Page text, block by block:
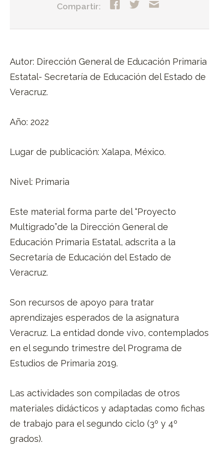
Compartir:
Autor: Dirección General de Educación Primaria
Estatal- Secretaría de Educación del Estado de
Veracruz.
Año: 2022
Lugar de publicación: Xalapa, México.
Nivel: Primaria
Este material forma parte del “Proyecto
Multigrado”de la Dirección General de
Educación Primaria Estatal, adscrita a la
Secretaría de Educación del Estado de
Veracruz.
Son recursos de apoyo para tratar
aprendizajes esperados de la asignatura
Veracruz. La entidad donde vivo, contemplados
en el segundo trimestre del Programa de
Estudios de Primaria 2019.
Las actividades son compiladas de otros
materiales didácticos y adaptadas como fichas
de trabajo para el segundo ciclo (3º y 4º
grados).